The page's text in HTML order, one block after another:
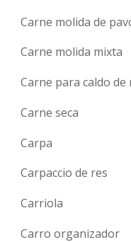
Carne molida de
Carne molida mixta
Carne para caldo de
Carne seca
Carpa
Carpaccio de res
Carriola
Carro organizador